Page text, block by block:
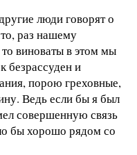
люди говорят о
раз нашему
виноваты в этом мы
безрассуден и
порою греховные,
Ведь если бы я был
совершенную связь
бы хорошо рядом со